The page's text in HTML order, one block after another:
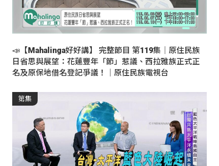
📣【Mahalinga好好講】 完整節目 第119集｜原住民族
日省思與展望：花蓮豐年「節」惹議、西拉雅族正式正
名及原保地借名登記爭議！｜原住民族電視台
第集